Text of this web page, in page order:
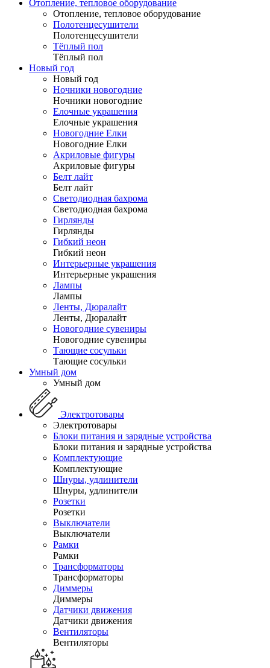
Отопление, тепловое оборудование
Отопление, тепловое оборудование
Полотенцесушители
Полотенцесушители
Тёплый пол
Тёплый пол
Новый год
Новый год
Ночники новогодние
Ночники новогодние
Елочные украшения
Елочные украшения
Новогодние Елки
Новогодние Елки
Акриловые фигуры
Акриловые фигуры
Белт лайт
Белт лайт
Светодиодная бахрома
Светодиодная бахрома
Гирлянды
Гирлянды
Гибкий неон
Гибкий неон
Интерьерные украшения
Интерьерные украшения
Лампы
Лампы
Ленты, Дюралайт
Ленты, Дюралайт
Новогодние сувениры
Новогодние сувениры
Тающие сосульки
Тающие сосульки
Умный дом
Умный дом
Электротовары
Электротовары
Блоки питания и зарядные устройства
Блоки питания и зарядные устройства
Комплектующие
Комплектующие
Шнуры, удлинители
Шнуры, удлинители
Розетки
Розетки
Выключатели
Выключатели
Рамки
Рамки
Трансформаторы
Трансформаторы
Диммеры
Диммеры
Датчики движения
Датчики движения
Вентиляторы
Вентиляторы